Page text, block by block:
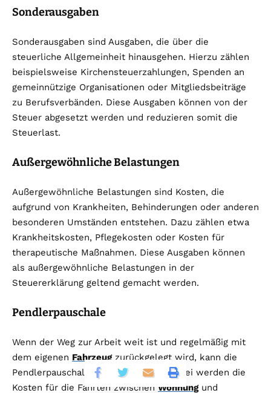
Sonderausgaben
Sonderausgaben sind Ausgaben, die über die
steuerliche Allgemeinheit hinausgehen. Hierzu zählen
beispielsweise Kirchensteuerzahlungen, Spenden an
gemeinnützige Organisationen oder Mitgliedsbeiträge
zu Berufsverbänden. Diese Ausgaben können von der
Steuer abgesetzt werden und reduzieren somit die
Steuerlast.
Außergewöhnliche Belastungen
Außergewöhnliche Belastungen sind Kosten, die
aufgrund von Krankheiten, Behinderungen oder anderen
besonderen Umständen entstehen. Dazu zählen etwa
Krankheitskosten, Pflegekosten oder Kosten für
therapeutische Maßnahmen. Diese Ausgaben können
als außergewöhnliche Belastungen in der
Steuererklärung geltend gemacht werden.
Pendlerpauschale
Wenn der Weg zur Arbeit weit ist und regelmäßig mit
dem eigenen Fahrzeugzurückgelegt wird, kann die
Pendlerpauschale genutzt werden. Dabei werden die
Kosten für die Fahrten zwischen Wohnungund